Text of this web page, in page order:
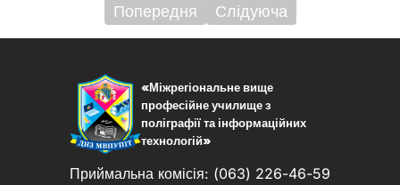
Навігація
записів
Попередня Слідуюча
«Міжрегіональне вище
професійне училище з
поліграфії та інформаційних
технологій»
Приймальна комісія: (063) 226-46-59